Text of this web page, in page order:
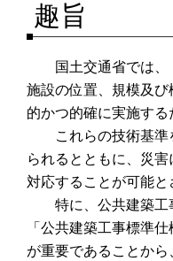
趣旨
国土交通省では、
施設の位置、規模及
的かつ的確に実施す
これらの技術基準
られるとともに、災
対応することが可能と
特に、公共建築工
「公共建築工事標準
が重要であることか